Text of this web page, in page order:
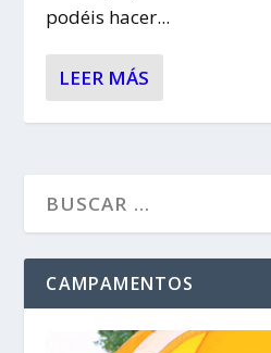
podéis hacer...
LEER MÁS
CAMPAMENTOS